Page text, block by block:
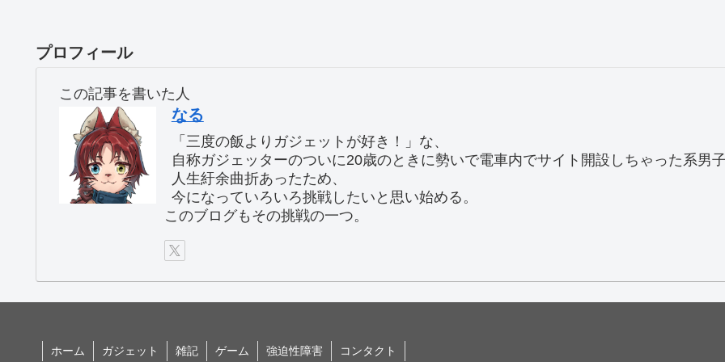
プロフィール
この記事を書いた人
なる
「三度の飯よりガジェットが好き！」な、
自称ガジェッターのついに20歳のときに勢いで電車内でサイト開設しちゃった系男子
人生紆余曲折あったため、
今になっていろいろ挑戦したいと思い始める。
このブログもその挑戦の一つ。
ホーム ガジェット 雑記 ゲーム 強迫性障害 コンタクト